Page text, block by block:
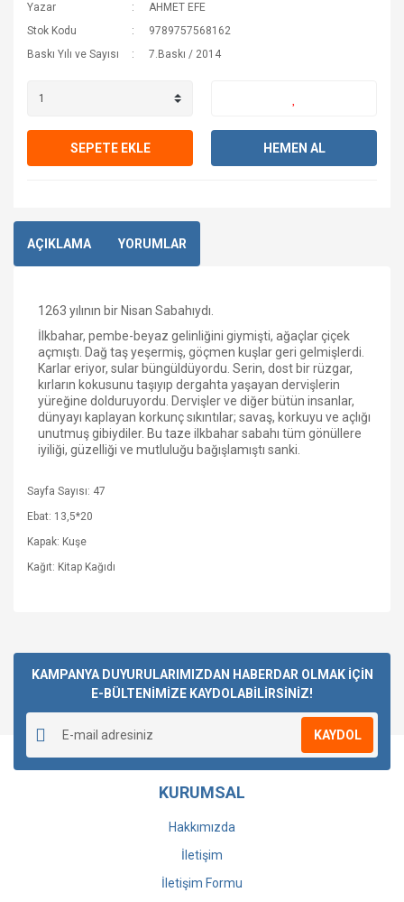
Yazar
AHMET EFE
Stok Kodu
9789757568162
Baskı Yılı ve Sayısı
7.Baskı / 2014
SEPETE EKLE HEMEN AL
AÇIKLAMA YORUMLAR
1263 yılının bir Nisan Sabahıydı.
İlkbahar, pembe-beyaz gelinliğini giymişti, ağaçlar çiçek
açmıştı. Dağ taş yeşermiş, göçmen kuşlar geri gelmişlerdi.
Karlar eriyor, sular büngüldüyordu. Serin, dost bir rüzgar,
kırların kokusunu taşıyıp dergahta yaşayan dervişlerin
yüreğine dolduruyordu. Dervişler ve diğer bütün insanlar,
dünyayı kaplayan korkunç sıkıntılar; savaş, korkuyu ve açlığı
unutmuş gibiydiler. Bu taze ilkbahar sabahı tüm gönüllere
iyiliği, güzelliği ve mutluluğu bağışlamıştı sanki.
Sayfa Sayısı: 47
Ebat: 13,5*20
Kapak: Kuşe
Kağıt: Kitap Kağıdı
KAMPANYA DUYURULARIMIZDAN HABERDAR OLMAK İÇİN
E-BÜLTENİMİZE KAYDOLABİLİRSİNİZ!
KAYDOL
KURUMSAL
Hakkımızda
İletişim
İletişim Formu